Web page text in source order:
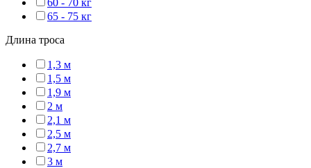
65 - 75 кг
Длина троса
1,3 м
1,5 м
1,9 м
2 м
2,1 м
2,5 м
2,7 м
3 м